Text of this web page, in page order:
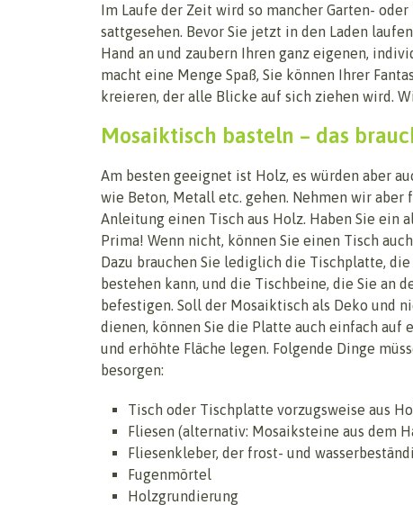
Im Laufe der Zeit wird so mancher Garten-
sattgesehen. Bevor Sie jetzt in den Laden
Hand an und zaubern Ihren ganz eigenen,
macht eine Menge Spaß, Sie können Ihrer
kreieren, der alle Blicke auf sich ziehen wird.
Mosaiktisch basteln – das
Am besten geeignet ist Holz, es würden aber
wie Beton, Metall etc. gehen. Nehmen wir aber
Anleitung einen Tisch aus Holz. Haben Sie ein
Prima! Wenn nicht, können Sie einen Tisch
Dazu brauchen Sie lediglich die Tischplatte, die
bestehen kann, und die Tischbeine, die Sie an
befestigen. Soll der Mosaiktisch als Deko und
dienen, können Sie die Platte auch einfach auf
und erhöhte Fläche legen. Folgende Dinge
besorgen:
Tisch oder Tischplatte vorzugsweise aus
Fliesen (alternativ: Mosaiksteine aus dem
Fliesenkleber, der frost- und
Fugenmörtel
Holzgrundierung